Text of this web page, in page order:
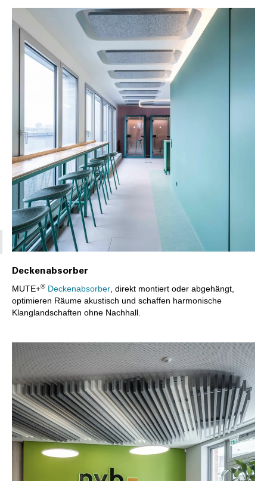
Deckenabsorber
MUTE+® Deckenabsorber , direkt montiert oder abgehängt,
optimieren Räume akustisch und schaffen harmonische
Klanglandschaften ohne Nachhall.